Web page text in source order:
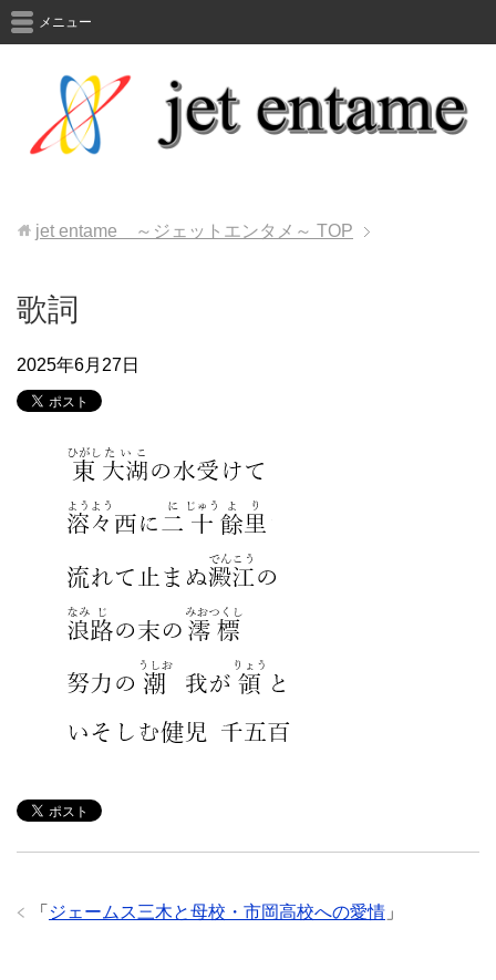
メニュー
jet entame ～ジェットエンタメ～ TOP
歌詞
2025年6月27日
「 ジェームス三木と母校・市岡高校への愛情 」